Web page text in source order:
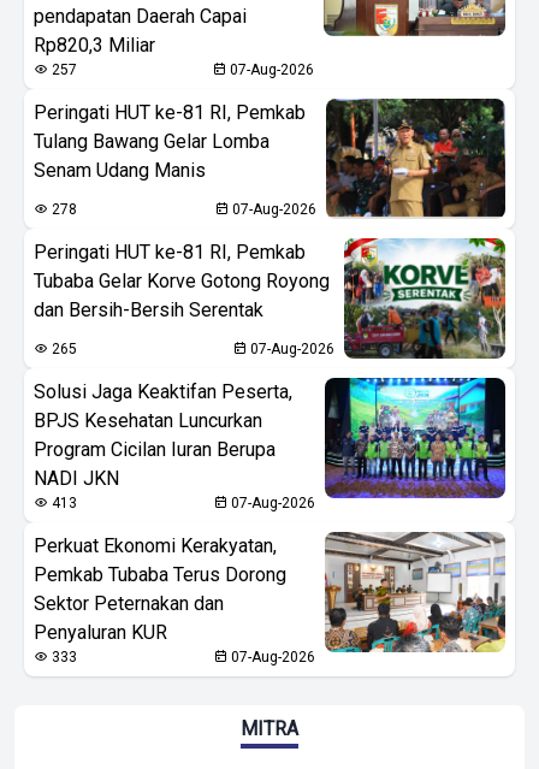
pendapatan Daerah Capai
Rp820,3 Miliar
257 07-Aug-2026
Peringati HUT ke-81 RI, Pemkab
Tulang Bawang Gelar Lomba
Senam Udang Manis
278 07-Aug-2026
Peringati HUT ke-81 RI, Pemkab
Tubaba Gelar Korve Gotong Royong
dan Bersih-Bersih Serentak
265 07-Aug-2026
Solusi Jaga Keaktifan Peserta,
BPJS Kesehatan Luncurkan
Program Cicilan Iuran Berupa
NADI JKN
413 07-Aug-2026
Perkuat Ekonomi Kerakyatan,
Pemkab Tubaba Terus Dorong
Sektor Peternakan dan
Penyaluran KUR
333 07-Aug-2026
MITRA